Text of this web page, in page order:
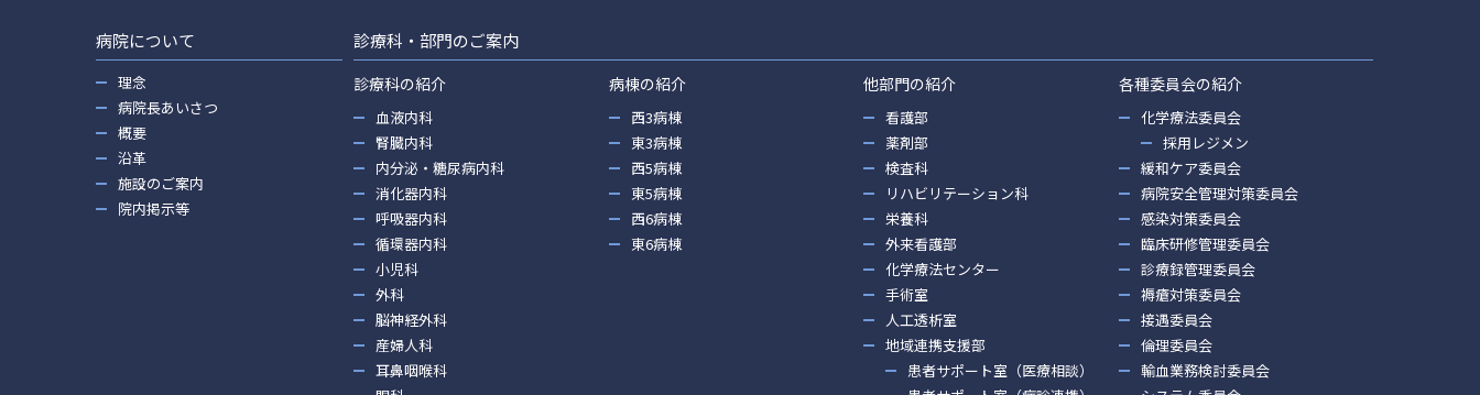
病院について
理念
病院長あいさつ
概要
沿革
施設のご案内
院内掲示等
診療科・部門のご案内
診療科の紹介
血液内科
腎臓内科
内分泌・糖尿病内科
消化器内科
呼吸器内科
循環器内科
小児科
外科
脳神経外科
産婦人科
耳鼻咽喉科
病棟の紹介
西3病棟
東3病棟
西5病棟
東5病棟
西6病棟
東6病棟
他部門の紹介
看護部
薬剤部
検査科
リハビリテーション科
栄養科
外来看護部
化学療法センター
手術室
人工透析室
地域連携支援部
患者サポート室（医療相談）
各種委員会の紹介
化学療法委員会
採用レジメン
緩和ケア委員会
病院安全管理対策委員会
感染対策委員会
臨床研修管理委員会
診療録管理委員会
褥瘡対策委員会
接遇委員会
倫理委員会
輸血業務検討委員会